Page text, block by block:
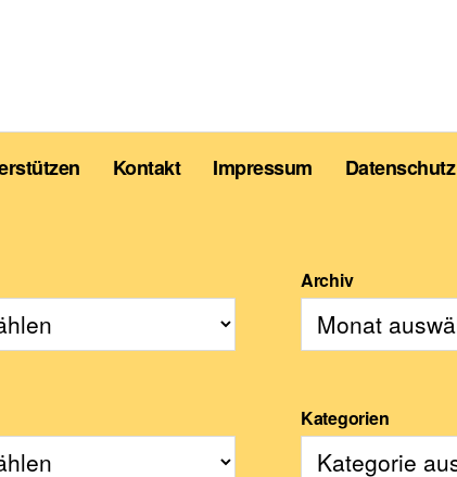
Kontakt Impressum Datenschutz
Archiv
Kategorien